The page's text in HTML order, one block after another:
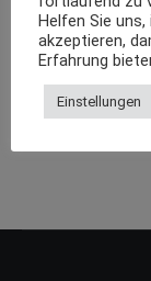
Helfen Sie
akzeptieren,
Erfahrung
Einstellungen